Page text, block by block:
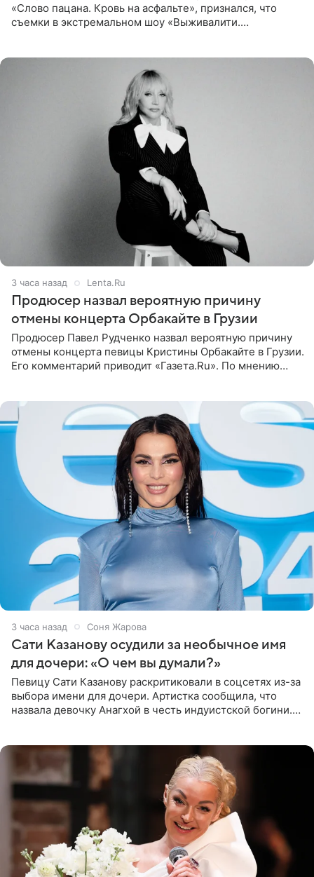
«Слово пацана. Кровь на асфальте», признался, что
съемки в экстремальном шоу «Выживалити.
3 часа назад Lenta.Ru
Продюсер назвал вероятную причину
отмены концерта Орбакайте в Грузии
Продюсер Павел Рудченко назвал вероятную причину
отмены концерта певицы Кристины Орбакайте в Грузии.
Его комментарий приводит «Газета.Ru». По мнению
3 часа назад Соня Жарова
Сати Казанову осудили за необычное имя
для дочери: «О чем вы думали?»
Певицу Сати Казанову раскритиковали в соцсетях из-за
выбора имени для дочери. Артистка сообщила, что
назвала девочку Анагхой в честь индуистской богини.